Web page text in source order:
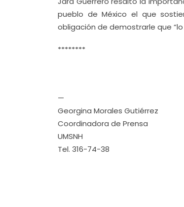
pueblo de México el que
obligación de demostrarle que
********
—
Georgina Morales Gutiérrez
Coordinadora de Prensa
UMSNH
Tel. 316-74-38